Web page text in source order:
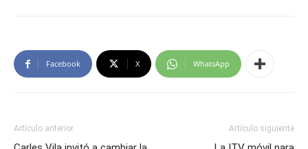
Facebook X WhatsApp
Artículo anterior Artículo siguiente